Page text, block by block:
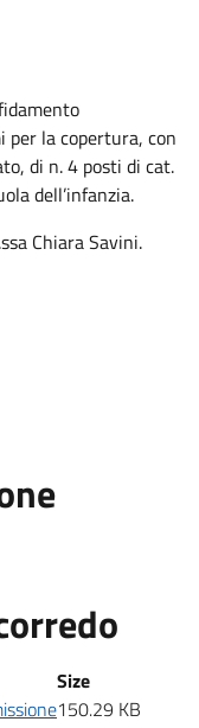
per la copertura, con
di n. 4 posti di cat.
dell’infanzia.
Chiara Savini.
Size
150.29 KB